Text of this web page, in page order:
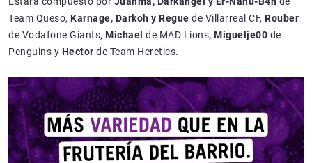
Team Queso, Karnage, Darkoh y Regue de Villarreal CF, Rouber
de Vodafone Giants, Michael de MAD Lions, Miguelje00 de
Penguins y Hector de Team Heretics.